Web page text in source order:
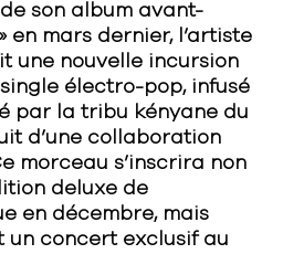
son album avant-
en mars dernier, l’artiste
une nouvelle incursion
single électro-pop, infusé
par la tribu kényane du
d’une collaboration
morceau s’inscrira non
deluxe de
en décembre, mais
un concert exclusif au